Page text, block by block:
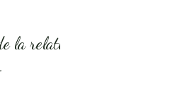
la relation